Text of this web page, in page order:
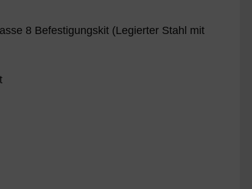
8 Befestigungskit (Legierter Stahl mit